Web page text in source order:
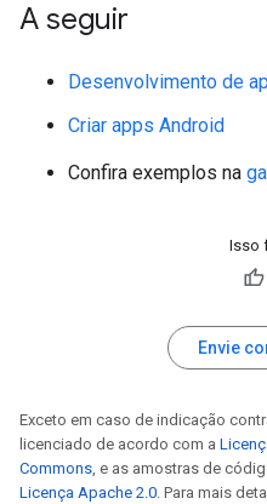
A seguir
Desenvolvimento de
Criar apps Android
Confira exemplos na
Isso
Envie
Exceto em caso de indicação
licenciado de acordo com a
Commons, e as amostras de
Licença Apache 2.0. Para mais